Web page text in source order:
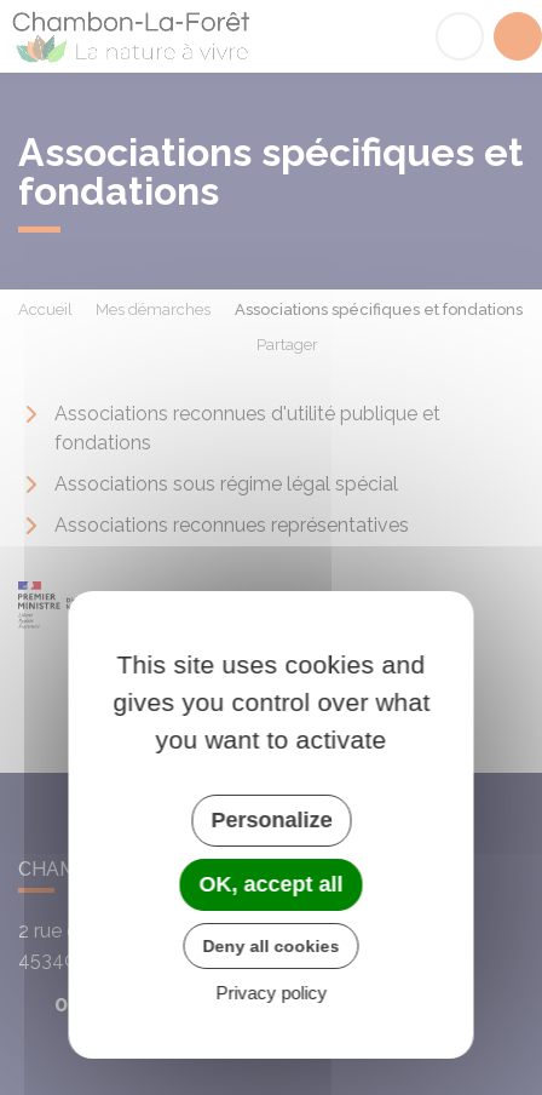
Associations spécifiques et
fondations
Accueil Mes démarches
Associations spécifiques et fondations
Partager
Associations reconnues d'utilité publique et
fondations
Associations sous régime légal spécial
Associations reconnues représentatives
CHAMBON-LA-FÔRET
2 rue du Cardinal de la Luzerne
45340
Chambon-la-Fôret
02 38 32 28 55
This site uses cookies and
gives you control over what
you want to activate
Personalize
OK, accept all
Deny all cookies
Privacy policy